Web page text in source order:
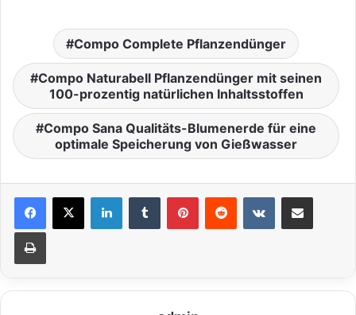
Compo Complete Pflanzendünger
Compo Naturabell Pflanzendünger mit seinen
100-prozentig natürlichen Inhaltsstoffen
Compo Sana Qualitäts-Blumenerde für eine
optimale Speicherung von Gießwasser